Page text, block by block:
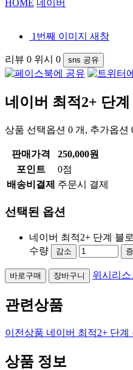
HOME 네이버
1번째 이미지 새창
리뷰 0 위시 0 sns 공유
네이버 최적2+ 단
상품 선택옵션 0 개, 추가옵션
판매가격
250,000원
포인트
0점
배송비결제
주문시 결제
선택된 옵션
네이버 최적2+ 단계 블
수량
감소
바로구매 장바구니 위시리스
관련상품
이전상품 네이버 최적2+ 단계
상품 정보